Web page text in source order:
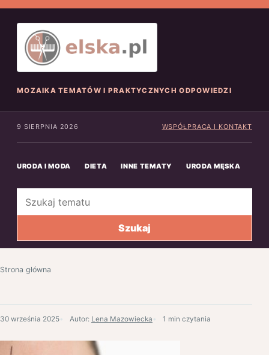
MOZAIKA TEMATÓW I PRAKTYCZNYCH ODPOWIEDZI
9 SIERPNIA 2026 WSPÓŁPRACA I KONTAKT
URODA I MODA DIETA INNE TEMATY URODA MĘSKA
Szukaj
Szukaj
Strona główna
30 września 2025 Autor: Lena Mazowiecka 1 min czytania